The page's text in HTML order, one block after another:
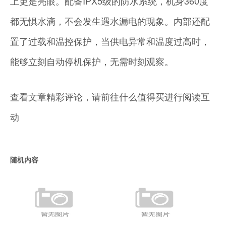
都无惧水滴，不会发生遇水漏电的现象。内部还配
置了过载和温控保护，当供电异常和温度过高时，
能够立刻自动停机保护，无需时刻观察。
查看文章精彩评论，请前往什么值得买进行阅读互
动
随机内容